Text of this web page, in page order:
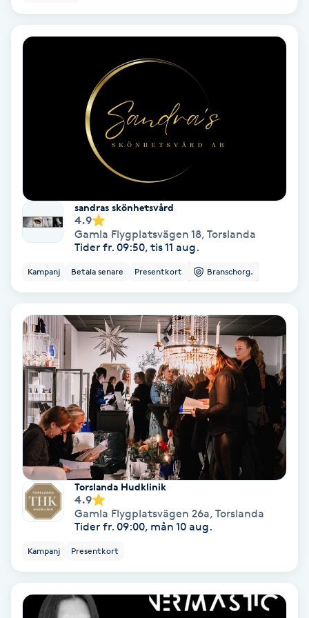
Ansiktsbehandling djuprengörande
Bambumassage
Barnklippning
Bottenfärg
Brynformning
Brynfärgning
Brynplockning
Bröllopsuppsättning
Celluliter
sandras skönhetsvård
4.9
Gamla Flygplatsvägen 18, Torslanda
Tider fr. 09:50, tis 11 aug.
Kampanj Betala senare Presentkort Branschorg.
Torslanda Hudklinik
4.9
Gamla Flygplatsvägen 26a, Torslanda
Tider fr. 09:00, mån 10 aug.
Kampanj Presentkort